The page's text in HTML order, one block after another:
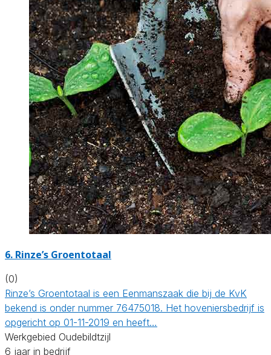
6. Rinze’s Groentotaal
(0)
Rinze’s Groentotaal is een Eenmanszaak die bij de KvK
bekend is onder nummer 76475018. Het hoveniersbedrijf is
opgericht op 01-11-2019 en heeft…
Werkgebied Oudebildtzijl
6 jaar in bedrijf